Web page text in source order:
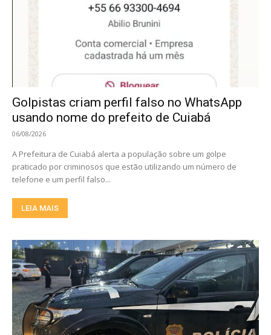
Golpistas criam perfil falso no WhatsApp
usando nome do prefeito de Cuiabá
06/08/2026
A Prefeitura de Cuiabá alerta a população sobre um golpe
praticado por criminosos que estão utilizando um número de
telefone e um perfil falso...
LEIA MAIS